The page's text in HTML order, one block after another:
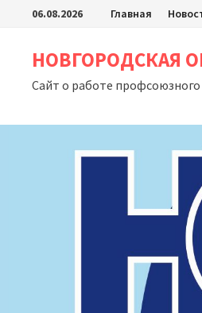
Перейти
содержимому
06.08.2026 Главная
НОВГОРОДСКАЯ
Сайт о работе